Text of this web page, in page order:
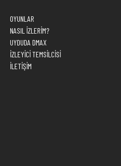
OYUNLAR
NASIL İZLERİM?
UYDUDA DMAX
İZLEYİCİ TEMSİLCİSİ
İLETİŞİM